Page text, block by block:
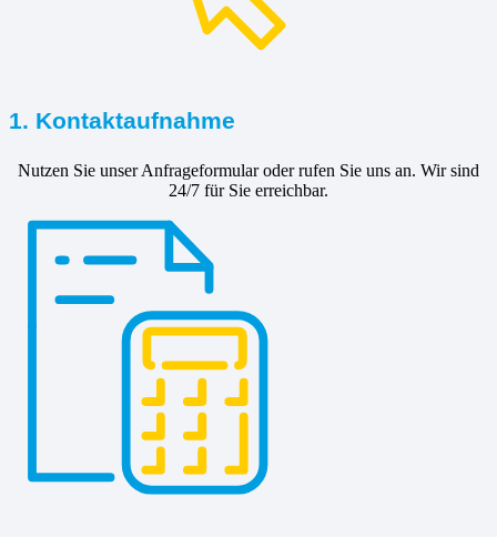
1. Kontaktaufnahme
Nutzen Sie unser Anfrageformular oder rufen Sie uns an. Wir sind
24/7 für Sie erreichbar.